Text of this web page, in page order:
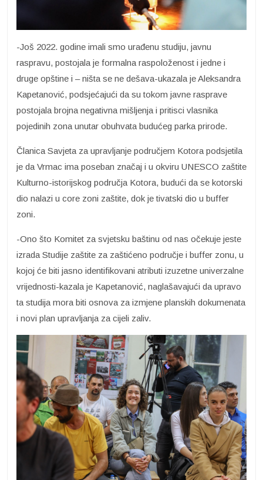
-Još 2022. godine imali smo urađenu studiju, javnu
raspravu, postojala je formalna raspoloženost i jedne i
druge opštine i – ništa se ne dešava-ukazala je Aleksandra
Kapetanović, podsjećajući da su tokom javne rasprave
postojala brojna negativna mišljenja i pritisci vlasnika
pojedinih zona unutar obuhvata budućeg parka prirode.
Članica Savjeta za upravljanje područjem Kotora podsjetila
je da Vrmac ima poseban značaj i u okviru UNESCO zaštite
Kulturno-istorijskog područja Kotora, budući da se kotorski
dio nalazi u core zoni zaštite, dok je tivatski dio u buffer
zoni.
-Ono što Komitet za svjetsku baštinu od nas očekuje jeste
izrada Studije zaštite za zaštićeno područje i buffer zonu, u
kojoj će biti jasno identifikovani atributi izuzetne univerzalne
vrijednosti-kazala je Kapetanović, naglašavajući da upravo
ta studija mora biti osnova za izmjene planskih dokumenata
i novi plan upravljanja za cijeli zaliv.